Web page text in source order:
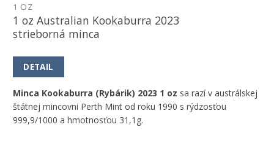
1 OZ
1 oz Australian Kookaburra 2023
strieborná minca
DETAIL
Minca Kookaburra (Rybárik) 2023 1 oz sa razí v austrálskej
štátnej mincovni Perth Mint od roku 1990 s rýdzosťou
999,9/1000 a hmotnosťou 31,1g.